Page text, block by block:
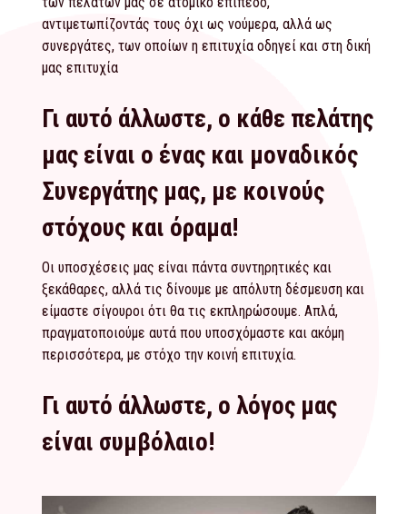
αντιμετωπίζοντάς τους όχι ως νούμερα, αλλά ως
συνεργάτες, των οποίων η επιτυχία οδηγεί και στη δική
μας επιτυχία
Γι αυτό άλλωστε, ο κάθε πελάτης
μας είναι ο ένας και μοναδικός
Συνεργάτης μας, με κοινούς
στόχους και όραμα!
Οι υποσχέσεις μας είναι πάντα συντηρητικές και
ξεκάθαρες, αλλά τις δίνουμε με απόλυτη δέσμευση και
είμαστε σίγουροι ότι θα τις εκπληρώσουμε. Απλά,
πραγματοποιούμε αυτά που υποσχόμαστε και ακόμη
περισσότερα, με στόχο την κοινή επιτυχία.
Γι αυτό άλλωστε, ο λόγος μας
είναι συμβόλαιο!